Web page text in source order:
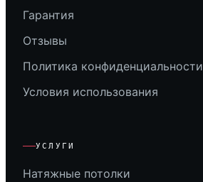
Гарантия
Отзывы
Политика конфиденциальности
Условия использования
УСЛУГИ
Натяжные потолки